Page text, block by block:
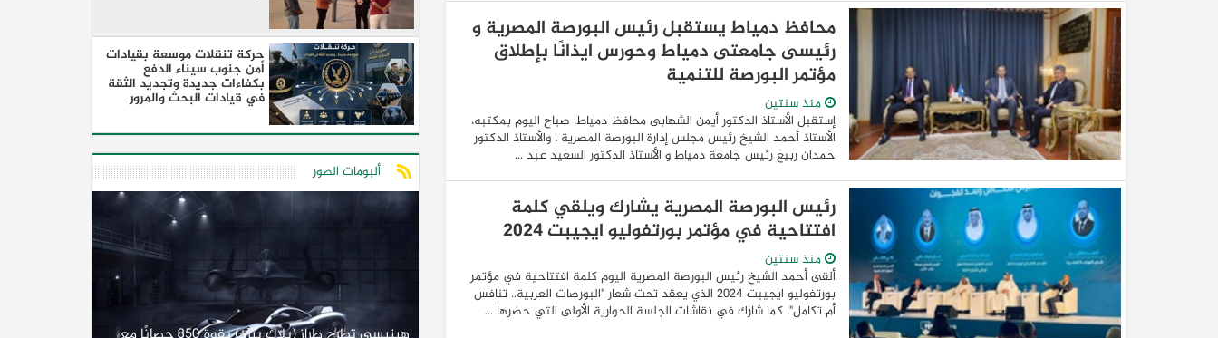
محافظ دمياط يستقبل رئيس البورصة المصرية و
رئيسى جامعتى دمياط وحورس ايذانًا بإطلاق
مؤتمر البورصة للتنمية
منذ سنتين
إستقبل الأستاذ الدكتور أيمن الشهابى محافظ دمياط، صباح اليوم بمكتبه،
الأستاذ أحمد الشيخ رئيس مجلس إدارة البورصة المصرية ، والأستاذ الدكتور
حمدان ربيع رئيس جامعة دمياط و الأستاذ الدكتور السعيد عبد ...
رئيس البورصة المصرية يشارك ويلقي كلمة
افتتاحية في مؤتمر بورتفوليو ايجيبت 2024
منذ سنتين
ألقى أحمد الشيخ رئيس البورصة المصرية اليوم كلمة افتتاحية في مؤتمر
بورتفوليو ايجيبت ٢٠٢٤ الذي يعقد تحت شعار "البورصات العربية.. تنافس
أم تكامل"، كما شارك في نقاشات الجلسة الحوارية الأولى التي حضرها ...
حركة تنقلات موسعة بقيادات
أمن جنوب سيناء الدفع
بكفاءات جديدة وتجديد الثقة
في قيادات البحث والمرور
ألبومات الصور
وزير النقل يدشن 20 أتوبيسًا جديدًا مكيفًا من إنتاج شركة